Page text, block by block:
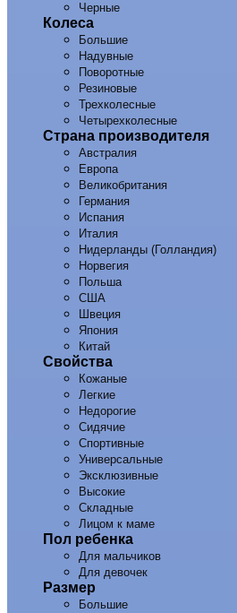
Черные
Колеса
Большие
Надувные
Поворотные
Резиновые
Трехколесные
Четырехколесные
Страна производителя
Австралия
Европа
Великобритания
Германия
Испания
Италия
Нидерланды (Голландия)
Норвегия
Польша
США
Швеция
Япония
Китай
Свойства
Кожаные
Легкие
Недорогие
Сидячие
Спортивные
Универсальные
Эксклюзивные
Высокие
Складные
Лицом к маме
Пол ребенка
Для мальчиков
Для девочек
Размер
Большие